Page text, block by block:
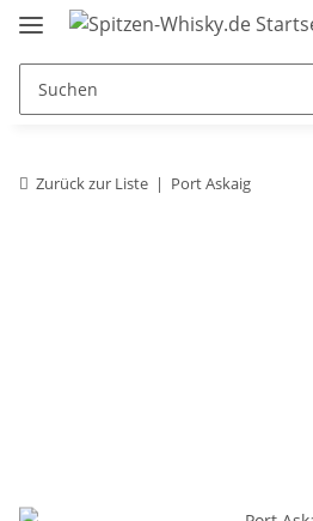
Zurück zur Liste Port Askaig